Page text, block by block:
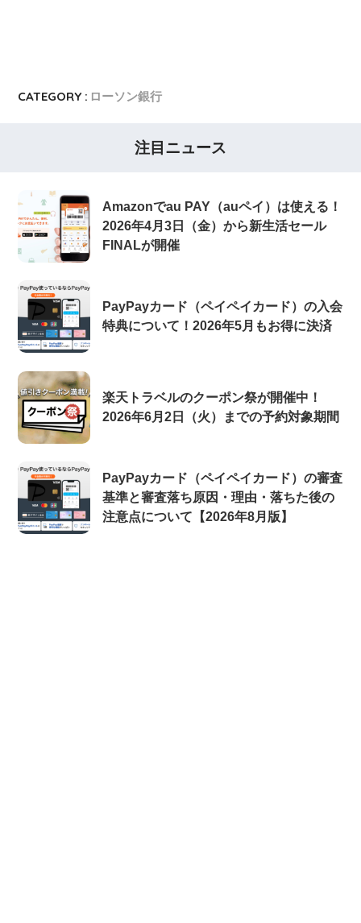
CATEGORY : ローソン銀行
注目ニュース
Amazonでau PAY（auペイ）は使える！
2026年4月3日（金）から新生活セール
FINALが開催
PayPayカード（ペイペイカード）の入会
特典について！2026年5月もお得に決済
楽天トラベルのクーポン祭が開催中！
2026年6月2日（火）までの予約対象期間
PayPayカード（ペイペイカード）の審査
基準と審査落ち原因・理由・落ちた後の
注意点について【2026年8月版】